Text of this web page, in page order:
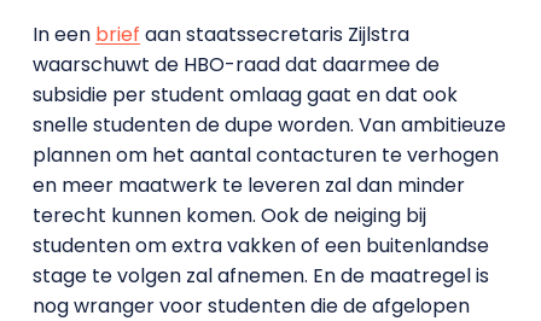
In een brief aan staatssecretaris Zijlstra
waarschuwt de HBO-raad dat daarmee de
subsidie per student omlaag gaat en dat ook
snelle studenten de dupe worden. Van ambitieuze
plannen om het aantal contacturen te verhogen
en meer maatwerk te leveren zal dan minder
terecht kunnen komen. Ook de neiging bij
studenten om extra vakken of een buitenlandse
stage te volgen zal afnemen. En de maatregel is
nog wranger voor studenten die de afgelopen